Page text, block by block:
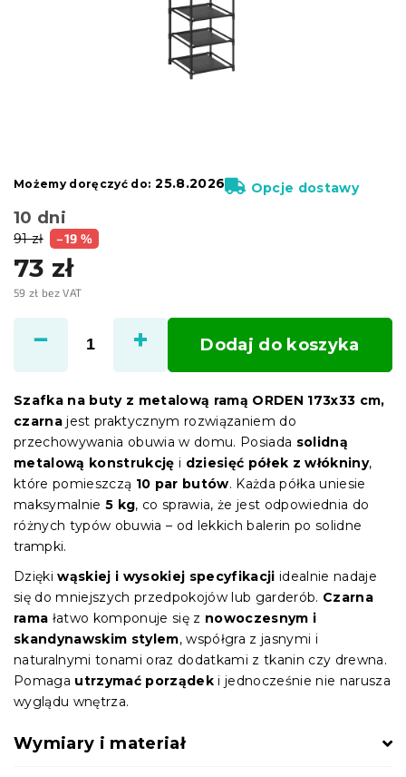
91 zł –19 %
73 zł
59 zł bez VAT
jednostkowa:
10 dni
Możemy doręczyć do: 25.8.2026 Opcje dostawy
Dodaj do koszyka
Szafka na buty z metalową ramą ORDEN 173x33 cm,
czarna jest praktycznym rozwiązaniem do
przechowywania obuwia w domu. Posiada solidną
metalową konstrukcję i dziesięć półek z włókniny,
które pomieszczą 10 par butów. Każda półka uniesie
maksymalnie5 kg, co sprawia, że jest odpowiednia do
różnych typów obuwia – od lekkich balerin po solidne
trampki.
Dziękiwąskiej i wysokiej specyfikacji idealnie nadaje
się do mniejszych przedpokojów lub garderób. Czarna
rama łatwo komponuje się z nowoczesnym i
skandynawskim stylem, współgra z jasnymi i
naturalnymi tonami oraz dodatkami z tkanin czy drewna.
Pomaga utrzymać porządek i jednocześnie nie narusza
wyglądu wnętrza.
Wymiary i materiał